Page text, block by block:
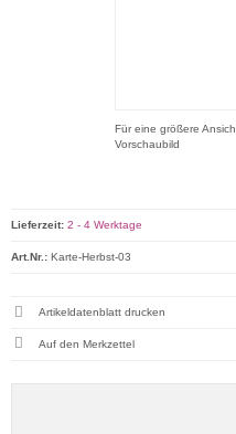
Für eine größere
Vorschaubild
Lieferzeit: 2 - 4 Werktage
Art.Nr.: Karte-Herbst-03
Artikeldatenblatt drucken